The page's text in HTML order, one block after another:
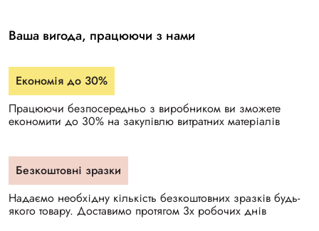
Ваша вигода, працюючи з нами
Економія до 30%
Працюючи безпосередньо з виробником ви зможете
економити до 30% на закупівлю витратних матеріалів
Безкоштовні зразки
Надаємо необхідну кількість безкоштовних зразків будь-
якого товару. Доставимо протягом 3х робочих днів